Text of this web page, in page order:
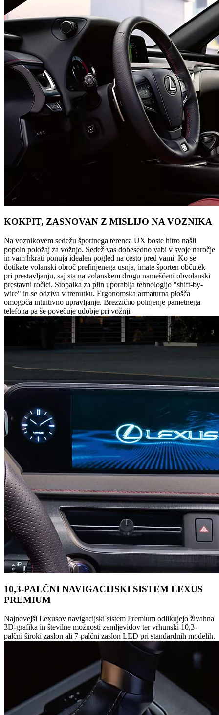
KOKPIT, ZASNOVAN Z MISLIJO NA VOZNIKA
Na voznikovem sedežu športnega terenca UX boste hitro našli
popoln položaj za vožnjo. Sedež vas dobesedno vabi v svoje naročje
in vam hkrati ponuja idealen pogled na cesto pred vami. Ko se
dotikate volanski obroč prefinjenega usnja, imate športen občutek
pri prestavljanju, saj sta na volanskem drogu nameščeni obvolanski
prestavni ročici. Stopalka za plin uporablja tehnologijo "shift-by-
wire" in se odziva v trenutku. Ergonomska armaturna plošča
omogoča intuitivno upravljanje. Brezžično polnjenje pametnega
telefona pa še povečuje udobje pri vožnji.
10,3-PALČNI NAVIGACIJSKI SISTEM LEXUS
PREMIUM
Najnovejši Lexusov navigacijski sistem Premium odlikujejo živahna
3D-grafika in številne možnosti zemljevidov ter vrhunski 10,3-
palčni široki zaslon ali 7-palčni zaslon LED pri standardnih modelih.